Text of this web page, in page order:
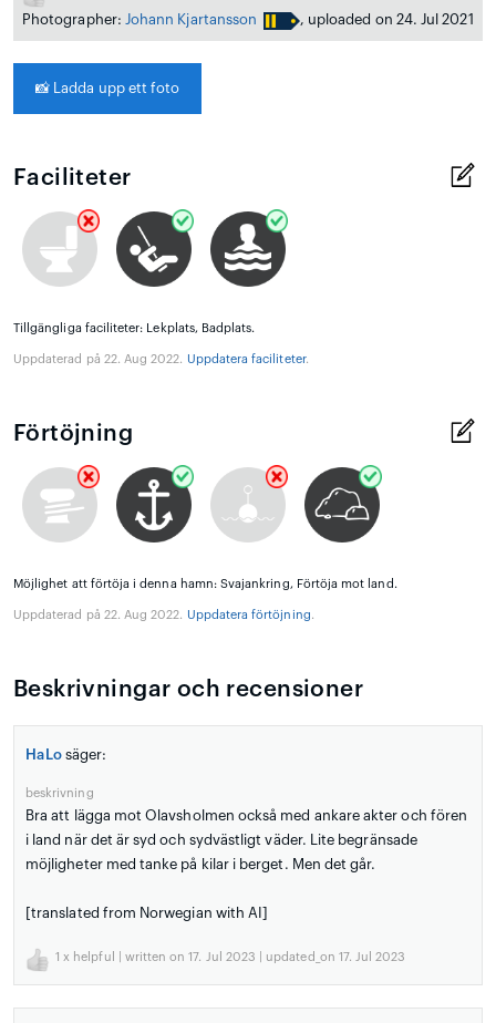
Photographer: Johann Kjartansson , uploaded on 24. Jul 2021
📸 Ladda upp ett foto
Faciliteter
Tillgängliga faciliteter: Lekplats, Badplats.
Uppdaterad på 22. Aug 2022. Uppdatera faciliteter.
Förtöjning
Möjlighet att förtöja i denna hamn: Svajankring, Förtöja mot land.
Uppdaterad på 22. Aug 2022. Uppdatera förtöjning.
Beskrivningar och recensioner
HaLo säger:
beskrivning
Bra att lägga mot Olavsholmen också med ankare akter och fören
i land när det är syd och sydvästligt väder. Lite begränsade
möjligheter med tanke på kilar i berget. Men det går.
[translated from Norwegian with AI]
1 x helpful | written on 17. Jul 2023 | updated_on 17. Jul 2023